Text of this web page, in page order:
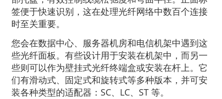
签便于快速识别，这在处理光纤网络中数百个连接
时至关重要。
您会在数据中心、服务器机房和电信机架中遇到这
些光纤面板。有些设计用于安装在机架中，而另一
些则可以作为壁挂式光纤终端盒或安装在杆上。它
们有滑动式、固定式和旋转式等多种版本，并可安
装各种类型的适配器：SC、LC、ST 等。